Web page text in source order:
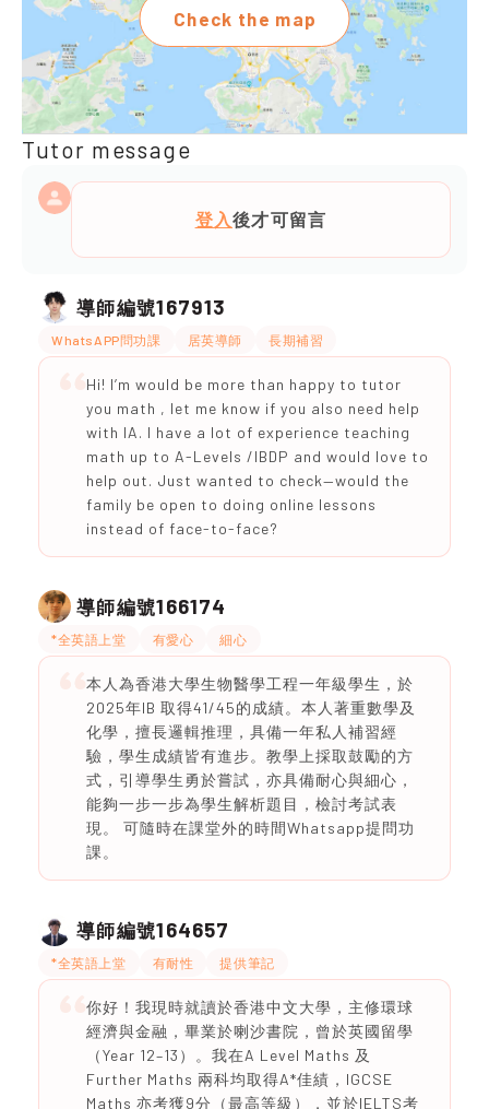
Check the map
Tutor message
登入後才可留言
導師編號167913
WhatsAPP問功課 居英導師 長期補習
Hi! I’m would be more than happy to tutor
you math , let me know if you also need help
with IA. I have a lot of experience teaching
math up to A-Levels /IBDP and would love to
help out. Just wanted to check—would the
family be open to doing online lessons
instead of face-to-face?
導師編號166174
*全英語上堂 有愛心 細心
本人為香港大學生物醫學工程一年級學生，於
2025年IB 取得41/45的成績。本人著重數學及
化學，擅長邏輯推理，具備一年私人補習經
驗，學生成績皆有進步。教學上採取鼓勵的方
式，引導學生勇於嘗試，亦具備耐心與細心，
能夠一步一步為學生解析題目，檢討考試表
現。 可隨時在課堂外的時間Whatsapp提問功
課。
導師編號164657
*全英語上堂 有耐性 提供筆記
你好！我現時就讀於香港中文大學，主修環球
經濟與金融，畢業於喇沙書院，曾於英國留學
（Year 12–13）。我在A Level Maths 及
Further Maths 兩科均取得A*佳績，IGCSE
Maths 亦考獲9分（最高等級），並於IELTS考